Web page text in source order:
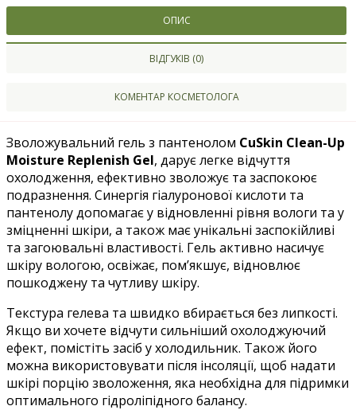
ОПИС
ВІДГУКІВ (0)
КОМЕНТАР КОСМЕТОЛОГА
Зволожувальний гель з пантенолом CuSkin Clean-Up
Moisture Replenish Gel, дарує легке відчуття
охолодження, ефективно зволожує та заспокоює
подразнення. Синергія гіалуронової кислоти та
пантенолу допомагає у відновленні рівня вологи та у
зміцненні шкіри, а також має унікальні заспокійливі
та загоювальні властивості. Гель активно насичує
шкіру вологою, освіжає, пом’якшує, відновлює
пошкоджену та чутливу шкіру.
Текстура гелева та швидко вбирається без липкості.
Якщо ви хочете відчути сильніший охолоджуючий
ефект, помістіть засіб у холодильник. Також його
можна використовувати після інсоляції, щоб надати
шкірі порцію зволоження, яка необхідна для підримки
оптимального гідроліпідного балансу.